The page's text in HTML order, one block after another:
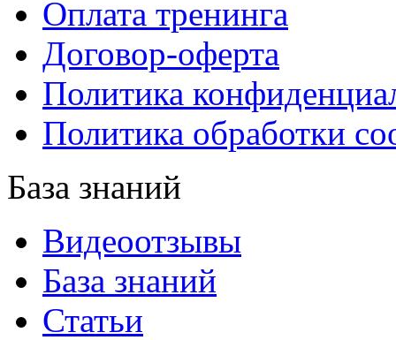
Оплата тренинга
Договор-оферта
Политика
Политика обработки
База знаний
Видеоотзывы
База знаний
Статьи